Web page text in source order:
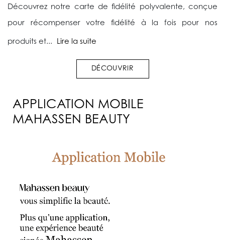
Découvrez notre carte de fidélité polyvalente, conçue
pour récompenser votre fidélité à la fois pour nos
produits et... Lire la suite
DÉCOUVRIR
APPLICATION MOBILE
MAHASSEN BEAUTY